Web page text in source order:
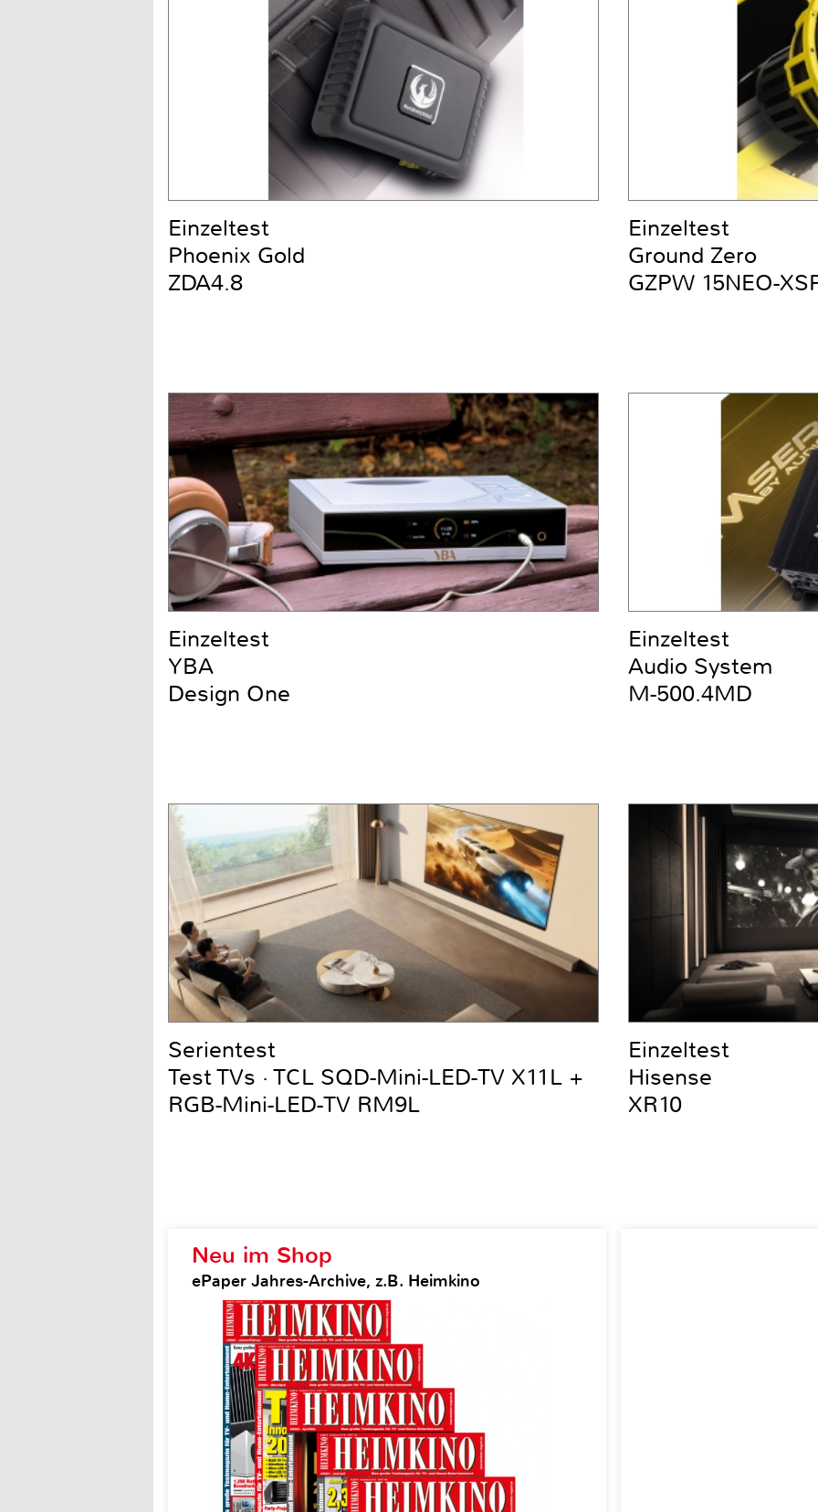
Neu im Shop
ePaper Jahres-Archive, z.B. Heimkino
Einzeltest
Phoenix Gold
ZDA4.8
Einzeltest
Ground Zero
GZPW 15NEO-
Einzeltest
YBA
Design One
Einzeltest
Audio System
M-500.4MD
Serientest
Test TVs · TCL SQD-Mini-LED-TV X11L +
RGB-Mini-LED-TV RM9L
Einzeltest
Hisense
XR10